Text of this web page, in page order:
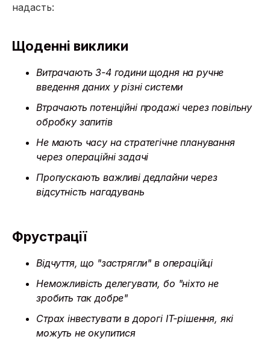
надасть:
Щоденні виклики
Витрачають 3-4 години щодня на ручне
введення даних у різні системи
Втрачають потенційні продажі через повільну
обробку запитів
Не мають часу на стратегічне планування
через операційні задачі
Пропускають важливі дедлайни через
відсутність нагадувань
Фрустрації
Відчуття, що "застрягли" в операційці
Неможливість делегувати, бо "ніхто не
зробить так добре"
Страх інвестувати в дорогі IT-рішення, які
можуть не окупитися